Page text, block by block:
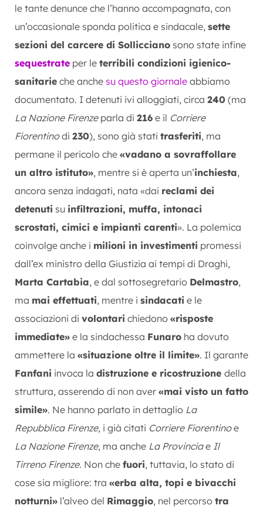
le tante denunce che l’hanno accompagnata, con
un’occasionale sponda politica e sindacale, sette
sezioni del carcere di Sollicciano sono state infine
sequestrate per le terribili condizioni igienico-
sanitarie che anche su questo giornale abbiamo
documentato. I detenuti ivi alloggiati, circa 240 (ma
La Nazione Firenzeparla di 216 e il Corriere
Fiorentinodi 230), sono già stati trasferiti, ma
permane il pericolo che «vadano a sovraffollare
un altro istituto», mentre si è aperta un’inchiesta,
ancora senza indagati, nata «dai reclami dei
detenuti su infiltrazioni, muffa, intonaci
scrostati, cimici e impianti carenti». La polemica
coinvolge anche i milioni in investimenti promessi
dall’ex ministro della Giustizia ai tempi di Draghi,
Marta Cartabia, e dal sottosegretario Delmastro,
ma mai effettuati, mentre i sindacati e le
associazioni di volontari chiedono «risposte
immediate» e la sindachessa Funaro ha dovuto
ammettere la «situazione oltre il limite». Il garante
Fanfani invoca la distruzione e ricostruzione della
struttura, asserendo di non aver «mai visto un fatto
simile». Ne hanno parlato in dettaglio La
Repubblica Firenze, i già citati Corriere Fiorentinoe
La Nazione Firenze, ma anche La Provinciae Il
Tirreno Firenze. Non che fuori, tuttavia, lo stato di
cose sia migliore: tra «erba alta, topi e bivacchi
notturni» l’alveo del Rimaggio, nel percorso tra